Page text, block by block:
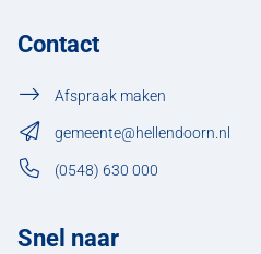
Contact
Afspraak maken
gemeente@hellendoorn.nl
(0548) 630 000
Snel naar